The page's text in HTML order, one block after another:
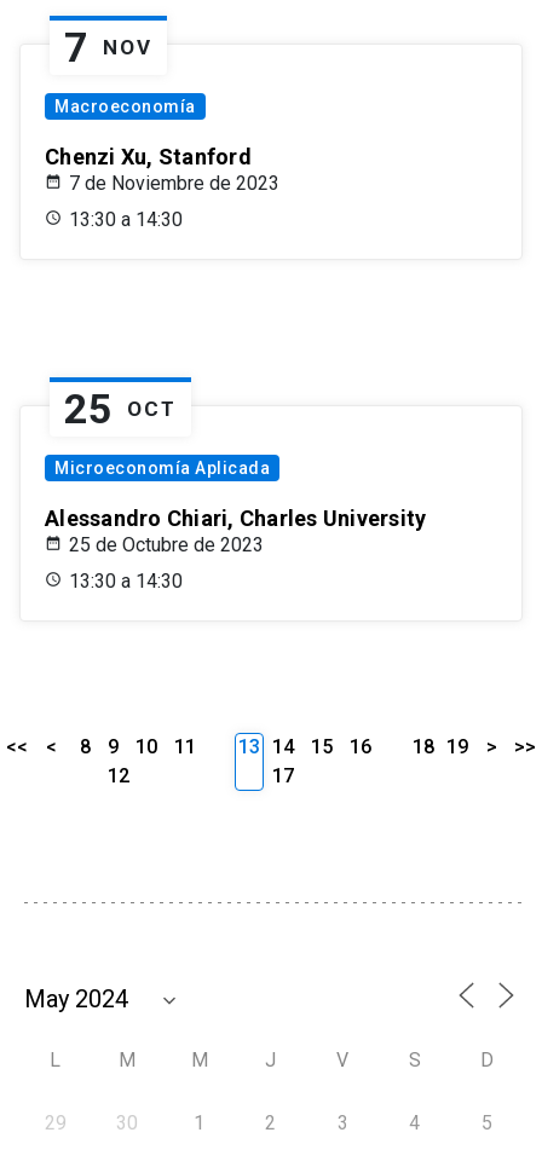
7 NOV
Macroeconomía
Chenzi Xu, Stanford
7 de Noviembre de 2023
13:30 a 14:30
25 OCT
Microeconomía Aplicada
Alessandro Chiari, Charles University
25 de Octubre de 2023
13:30 a 14:30
<< < 8 9 10
11
12
13 14 15
16
17
18 19 > >>
L M M J V S D
29 30 1 2 3 4 5